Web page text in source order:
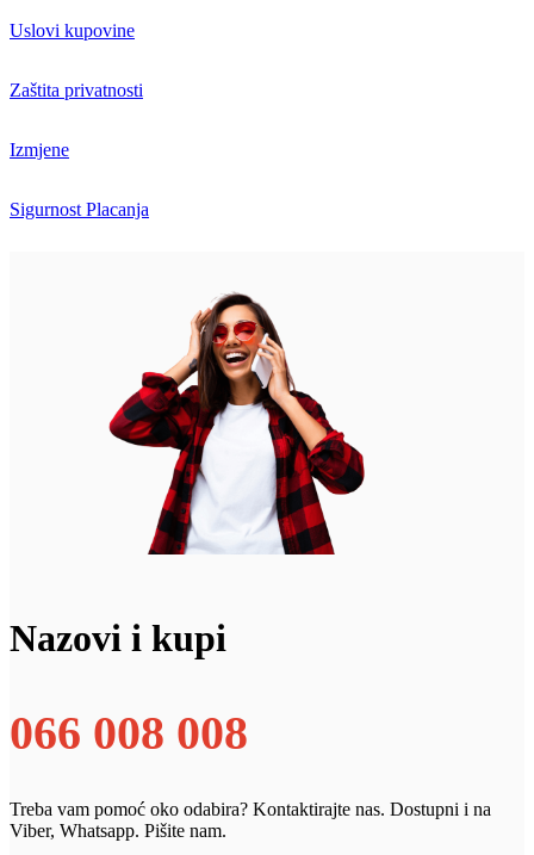
Uslovi kupovine
Zaštita privatnosti
Izmjene
Sigurnost Placanja
Nazovi i kupi
066 008 008
Treba vam pomoć oko odabira? Kontaktirajte nas. Dostupni i na
Viber, Whatsapp. Pišite nam.